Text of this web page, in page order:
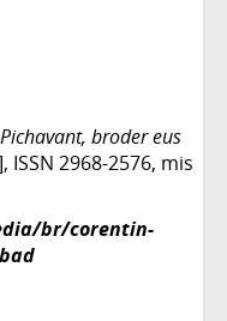
broder eus
2968-2576, mis
br/corentin-